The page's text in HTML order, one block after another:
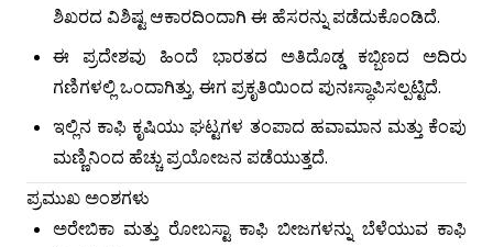
ಶಿಖರದ ವಿಶಿಷ್ಟ ಆಕಾರದಿಂದಾಗಿ ಈ ಹೆಸರನ್ನು ಪಡೆದುಕೊಂಡಿದೆ.
ಈ ಪ್ರದೇಶವು ಹಿಂದೆ ಭಾರತದ ಅತಿದೊಡ್ಡ ಕಬ್ಬಿಣದ ಅದಿರು
ಗಣಿಗಳಲ್ಲಿ ಒಂದಾಗಿತ್ತು, ಈಗ ಪ್ರಕೃತಿಯಿಂದ ಪುನಃಸ್ಥಾಪಿಸಲ್ಪಟ್ಟಿದೆ.
ಇಲ್ಲಿನ ಕಾಫಿ ಕೃಷಿಯು ಘಟ್ಟಗಳ ತಂಪಾದ ಹವಾಮಾನ ಮತ್ತು ಕೆಂಪು
ಮಣ್ಣಿನಿಂದ ಹೆಚ್ಚು ಪ್ರಯೋಜನ ಪಡೆಯುತ್ತದೆ.
ಪ್ರಮುಖ ಅಂಶಗಳು
ಅರೇಬಿಕಾ ಮತ್ತು ರೋಬಸ್ಟಾ ಕಾಫಿ ಬೀಜಗಳನ್ನು ಬೆಳೆಯುವ ಕಾಫಿ